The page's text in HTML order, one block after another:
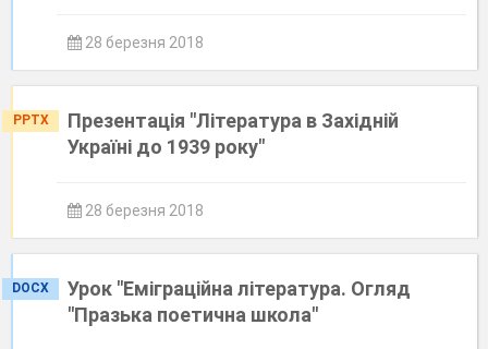
28 березня 2018
PPTX
Презентація "Література в Західній
Україні до 1939 року"
28 березня 2018
DOCX
Урок "Еміграційна література. Огляд
"Празька поетична школа"